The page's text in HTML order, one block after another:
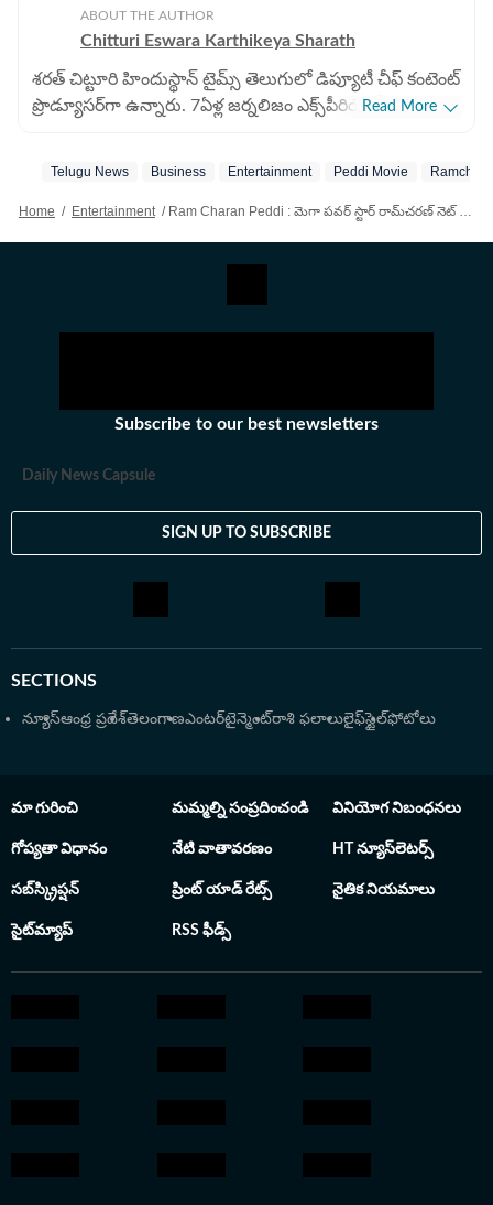
ABOUT THE AUTHOR
Chitturi Eswara Karthikeya Sharath
శరత్​ చిట్టూరి హిందుస్థాన్ టైమ్స్ తెలుగులో డిప్యూటీ చీఫ్​ కంటెంట్
ప్రొడ్యూసర్‌గా ఉన్నారు. 7ఏళ్ల జర్నలిజం ఎక్స్​పీరియెన్స్​తో ఇక్కడ
అదుకున్నారు. గతంలో ఈటీవీ భారత్​లో కంటెంట్ రైటర్‌గా పని
రాసేవారు. ఏ అంశమైనా సరళంగా, చదివేందుకు సులభంగా ఉండే
Read More
Telugu News Business Entertainment Peddi Movie
Home / Entertainment / Ram Charan Peddi : మెగా పవర్​ స్టార్ రామ్​చరణ్​ నెట్​ వర్త్ ఎంతో తెలుసా? 'పెద్ది'కి 100 కోట్ల రెమ్యూనరేషన్?
Subscribe to our best newsletters
Daily News Capsule
SIGN UP TO SUBSCRIBE
SECTIONS
న్యూస్ఆంధ్ర ప్రదేశ్తెలంగాణఎంటర్‌టైన్మెంట్రాశి ఫలాలులైఫ్‌స్టైల్ఫోటోలు
మా గురించి మమ్మల్ని సంప్రదించండి వినియోగ నిబంధనలు
గోప్యతా విధానం నేటి వాతావరణం HT న్యూస్‌లెటర్స్
సబ్‌స్క్రిప్షన్ ప్రింట్ యాడ్ రేట్స్ నైతిక నియమాలు
సైట్‌మ్యాప్ RSS ఫీడ్స్